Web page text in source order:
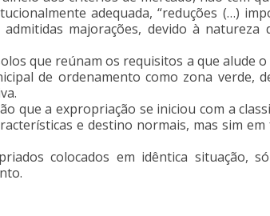
adequada, “reduções (…)
majorações, devido à natureza
que reúnam os requisitos a que alude o
de ordenamento como zona verde,
que a expropriação se iniciou com a
e destino normais, mas sim em
colocados em idêntica situação,